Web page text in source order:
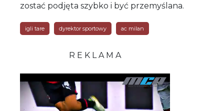
zostać podjęta szybko i być przemyślana.
igli tare dyrektor sportowy ac milan
R E K L A M A